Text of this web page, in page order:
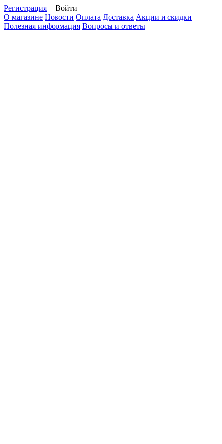
Регистрация
Войти
О магазине Новости Оплата Доставка Акции и скидки
Полезная информация Вопросы и ответы